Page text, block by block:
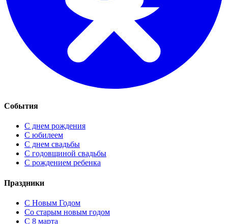
События
С днем рождения
С юбилеем
С днем свадьбы
С годовщиной свадьбы
С рождением ребенка
Праздники
C Новым Годом
Cо старым новым годом
С 8 марта